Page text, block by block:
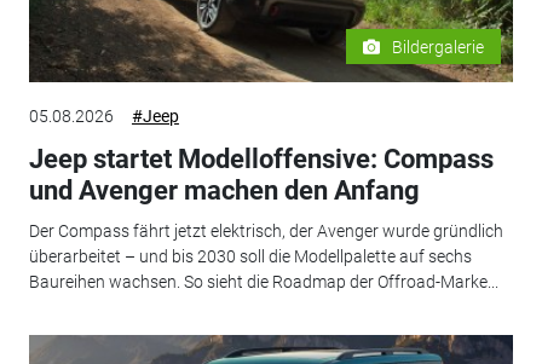
Bildergalerie
05.08.2026 #Jeep
Jeep startet Modelloffensive: Compass
und Avenger machen den Anfang
Der Compass fährt jetzt elektrisch, der Avenger wurde gründlich
überarbeitet – und bis 2030 soll die Modellpalette auf sechs
Baureihen wachsen. So sieht die Roadmap der Offroad-Marke...